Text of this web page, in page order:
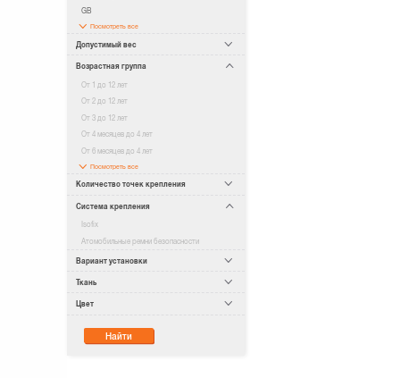
GB
Посмотреть все
Допустимый вес
Возрастная группа
От 1 до 12 лет
От 2 до 12 лет
От 3 до 12 лет
От 4 месяцев до 4 лет
От 6 месяцев до 4 лет
Посмотреть все
Количество точек крепления
Система крепления
Isofix
Атомобильные ремни безопасности
Вариант установки
Ткань
Цвет
Найти